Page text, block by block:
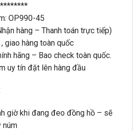
OP990-45
hàng – Thanh toán trực tiếp)
giao hàng toàn quốc
hãng – Bao check toàn quốc.
uy tín đặt lên hàng đầu
giờ khi đang đeo đồng hồ – sẽ
núm